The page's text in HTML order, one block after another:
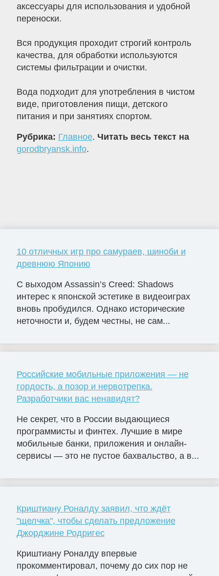
аксессуары для использования и удобной
переноски.
Вся продукция проходит строгий контроль
качества, для обработки используются
системы фильтрации и очистки.
Вода подходит для употребления в чистом
виде, приготовления пищи, детского
питания и при занятиях спортом.
Рубрика: Главное. Читать весь текст на
gorodbryansk.info.
10 отличных игр про самураев, шиноби и
древнюю Японию
С выходом Assassin’s Creed: Shadows
интерес к японской эстетике в видеоиграх
вновь пробудился. Однако исторические
неточности и, будем честны, не сам...
Российские мобильные приложения — не
гордость, а позор и нервотрепка.
Разработчики вас ненавидят?
Не секрет, что в России выдающиеся
программисты и финтех. Лучшие в мире
мобильные банки, приложения и онлайн-
сервисы — это не пустое бахвальство, а в...
Криштиану Роналду заявил, что ждёт
"щелчка", чтобы сделать предложение
Джорджине Родригес
Криштиану Роналду впервые
прокомментировал, почему до сих пор не